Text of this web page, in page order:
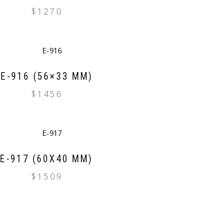
$ 1270
E-916 (56×33 MM)
$ 1456
E-917 (60X40 MM)
$ 1509